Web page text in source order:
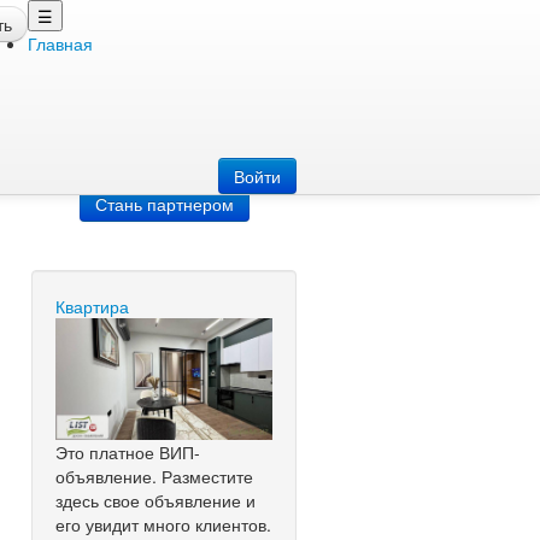
☰
Главная
Войти
Стань партнером
Квартира
Это платное ВИП-
объявление. Разместите
здесь свое объявление и
его увидит много клиентов.